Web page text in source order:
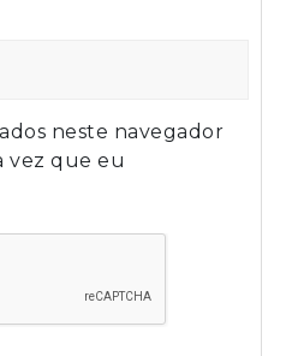
neste navegador
vez que eu